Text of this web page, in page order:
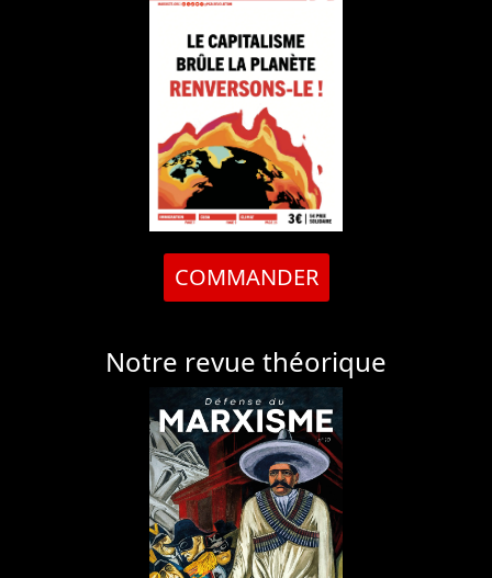
COMMANDER
Notre revue théorique